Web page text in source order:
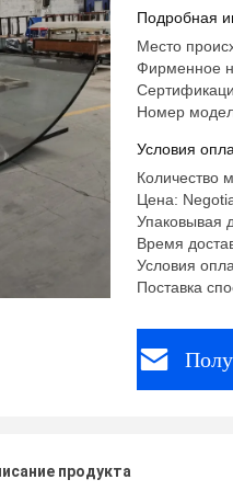
Подробная
Место
Фирменное
Номер
Условия
Количество
Цена:
Упаковывая
Время
Условия
Поставка
продукта